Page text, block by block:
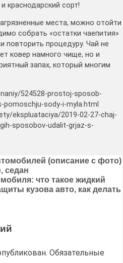
краснодарский сорт!
места, можно отойти
собрать «остатки чаепития»
повторить процедуру. Чай не
ковер намного чище, но и
запах, который многим
524528-prostoj-sposob-
sody-i-myla.html
ekspluataciya/2019-02-27-chaj-
sposobov-udalit-grjaz-s-
(описание с фото)
седан
что такое жидкий
кузова авто, как делать
Обязательные